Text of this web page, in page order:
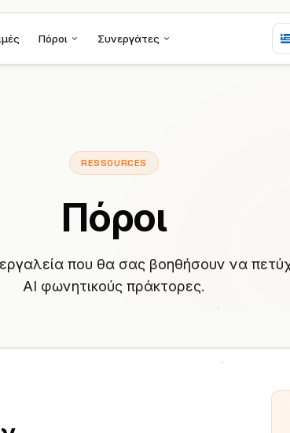
Πόροι Συνεργάτες
RESSOURCES
Πόροι
που θα σας βοηθήσουν να
AI φωνητικούς πράκτορες.